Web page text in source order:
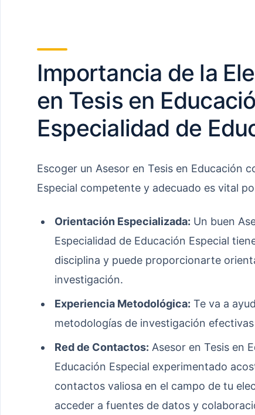
Importancia de la
en Tesis en
Especialidad de
Escoger un Asesor en Tesis en Educación
Especial competente y adecuado es vital
Orientación Especializada: Un buen
Especialidad de Educación Especial
disciplina y puede proporcionarte
investigación.
Experiencia Metodológica: Te va a
metodologías de investigación
Red de Contactos: Asesor en Tesis en
Educación Especial experimentado
contactos valiosa en el campo de tu
acceder a fuentes de datos y